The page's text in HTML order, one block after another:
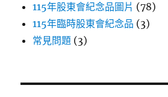
115年股東會紀念品圖片 (78)
115年臨時股東會紀念品 (3)
常見問題 (3)